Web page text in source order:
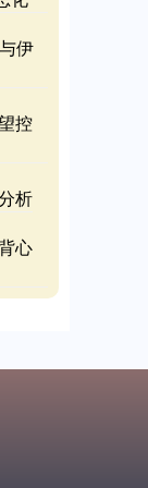
伊
控
析
心